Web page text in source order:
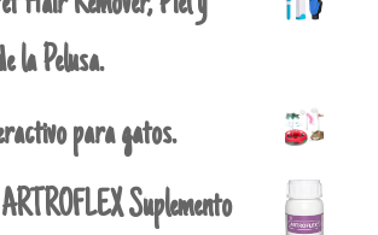
la Pelusa.
para gatos.
Suplemento